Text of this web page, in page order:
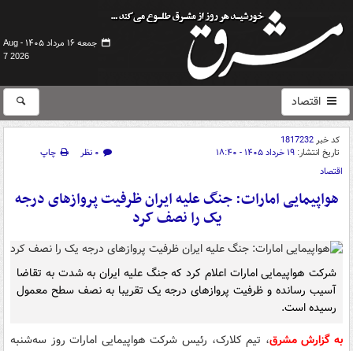
جمعه ۱۶ مرداد ۱۴۰۵ -
Aug
7 2026
اقتصاد
کد خبر1817232
تاریخ انتشار: ۱۹ خرداد ۱۴۰۵ - ۱۸:۴۰ ۰ نظر
چاپ
اقتصاد
هواپیمایی امارات: جنگ علیه ایران ظرفیت پروازهای درجه
یک را نصف کرد
شرکت هواپیمایی امارات اعلام کرد که جنگ علیه ایران به شدت به تقاضا
آسیب رسانده و ظرفیت پروازهای درجه یک تقریبا به نصف سطح معمول
رسیده است.
به گزارش مشرق، تیم کلارک، رئیس شرکت هواپیمایی امارات روز سه‌شنبه